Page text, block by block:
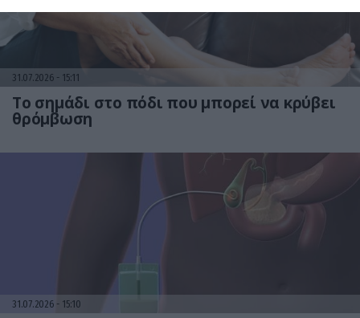
31.07.2026 15:11
Το σημάδι στο πόδι που μπορεί να κρύβει
θρόμβωση
31.07.2026 15:10